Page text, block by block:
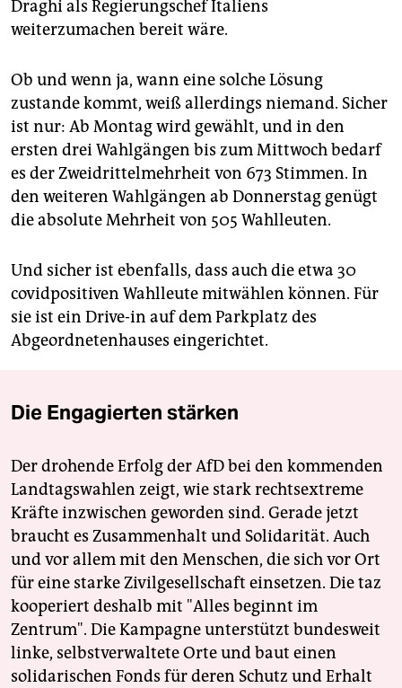
Draghi als Regierungschef Italiens
weiterzumachen bereit wäre.
Ob und wenn ja, wann eine solche Lösung
zustande kommt, weiß allerdings niemand. Sicher
ist nur: Ab Montag wird gewählt, und in den
ersten drei Wahlgängen bis zum Mittwoch bedarf
es der Zweidrittelmehrheit von 673 Stimmen. In
den weiteren Wahlgängen ab Donnerstag genügt
die absolute Mehrheit von 505 Wahlleuten.
Und sicher ist ebenfalls, dass auch die etwa 30
covidpositiven Wahlleute mitwählen können. Für
sie ist ein Drive-in auf dem Parkplatz des
Abgeordnetenhauses eingerichtet.
Die Engagierten stärken
Der drohende Erfolg der AfD bei den kommenden
Landtagswahlen zeigt, wie stark rechtsextreme
Kräfte inzwischen geworden sind. Gerade jetzt
braucht es Zusammenhalt und Solidarität. Auch
und vor allem mit den Menschen, die sich vor Ort
für eine starke Zivilgesellschaft einsetzen. Die taz
kooperiert deshalb mit "Alles beginnt im
Zentrum". Die Kampagne unterstützt bundesweit
linke, selbstverwaltete Orte und baut einen
solidarischen Fonds für deren Schutz und Erhalt